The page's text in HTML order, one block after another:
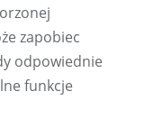
zapobiec
odpowiednie
funkcje